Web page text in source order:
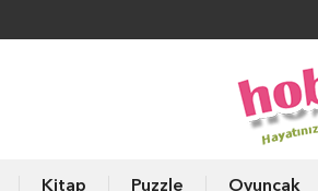
Kitap Puzzle Oyuncak